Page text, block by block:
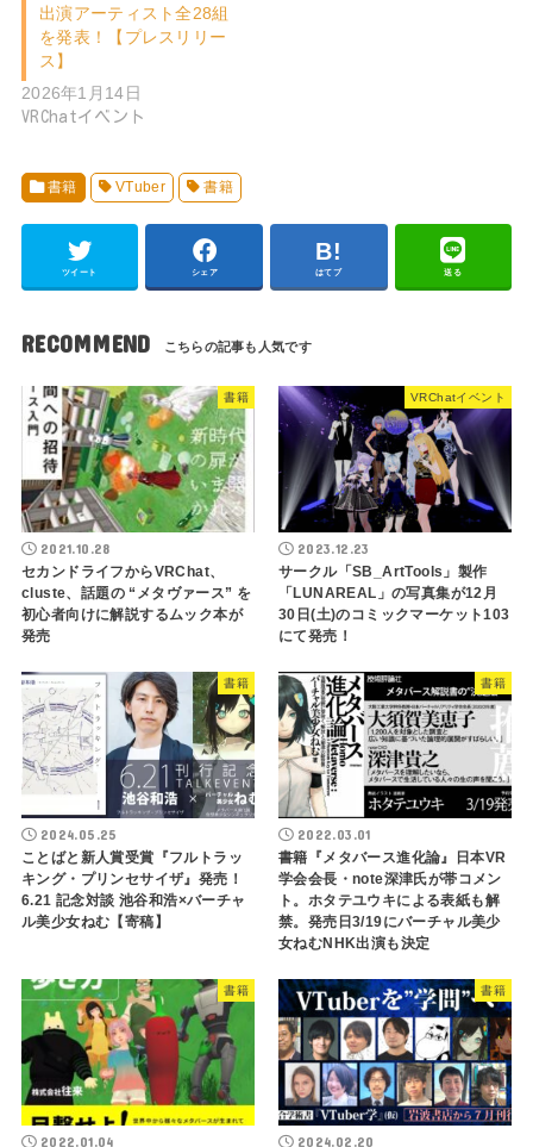
出演アーティスト全28組
を発表！【プレスリリー
ス】
2026年1月14日
VRChatイベント
書籍 VTuber 書籍
ツイート シェア はてブ 送る
RECOMMEND
書籍
2021.10.28
セカンドライフからVRChat、
cluste、話題の “メタヴァース” を
初心者向けに解説するムック本が
発売
VRChatイベント
2023.12.23
サークル「SB_ArtTools」製作
「LUNAREAL」の写真集が12月
30日(土)のコミックマーケット103
にて発売！
書籍
2024.05.25
ことばと新人賞受賞『フルトラッ
キング・プリンセサイザ』発売！
6.21 記念対談 池谷和浩×バーチャ
ル美少女ねむ【寄稿】
書籍
2022.03.01
書籍『メタバース進化論』日本VR
学会会長・note深津氏が帯コメン
ト。ホタテユウキによる表紙も解
禁。発売日3/19にバーチャル美少
女ねむNHK出演も決定
書籍
2022.01.04
書籍
2024.02.20